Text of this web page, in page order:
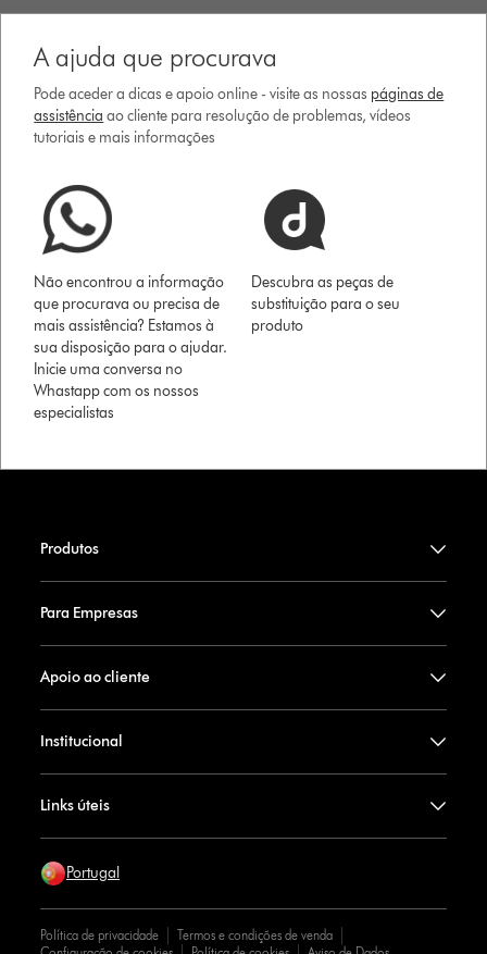
A ajuda que procurava
Pode aceder a dicas e apoio online - visite as nossas páginas de
assistência ao cliente para resolução de problemas, vídeos
tutoriais e mais informações
Não encontrou a informação
que procurava ou precisa de
mais assistência? Estamos à
sua disposição para o ajudar.
Inicie uma conversa no
Whastapp com os nossos
especialistas
Descubra as peças de
substituição para o seu
produto
Produtos
Para Empresas
Apoio ao cliente
Institucional
Links úteis
Portugal
Política de privacidade
Termos e condições de venda